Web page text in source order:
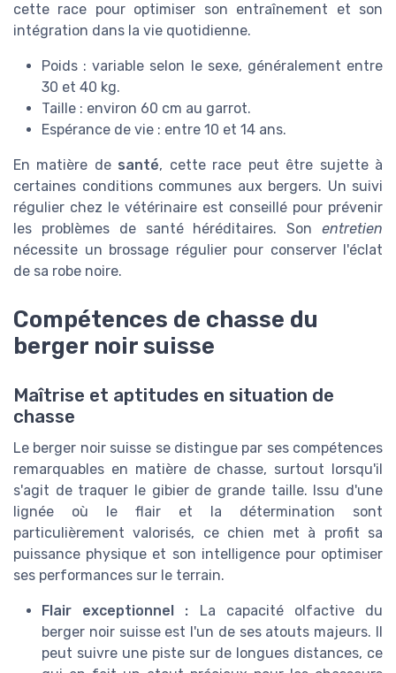
cette race pour optimiser son entraînement et son
intégration dans la vie quotidienne.
Poids : variable selon le sexe, généralement entre
30 et 40 kg.
Taille : environ 60 cm au garrot.
Espérance de vie : entre 10 et 14 ans.
En matière de santé, cette race peut être sujette à
certaines conditions communes aux bergers. Un suivi
régulier chez le vétérinaire est conseillé pour prévenir
les problèmes de santé héréditaires. Son entretien
nécessite un brossage régulier pour conserver l'éclat
de sa robe noire.
Compétences de chasse du
berger noir suisse
Maîtrise et aptitudes en situation de
chasse
Le berger noir suisse se distingue par ses compétences
remarquables en matière de chasse, surtout lorsqu'il
s'agit de traquer le gibier de grande taille. Issu d'une
lignée où le flair et la détermination sont
particulièrement valorisés, ce chien met à profit sa
puissance physique et son intelligence pour optimiser
ses performances sur le terrain.
Flair exceptionnel : La capacité olfactive du
berger noir suisse est l'un de ses atouts majeurs. Il
peut suivre une piste sur de longues distances, ce